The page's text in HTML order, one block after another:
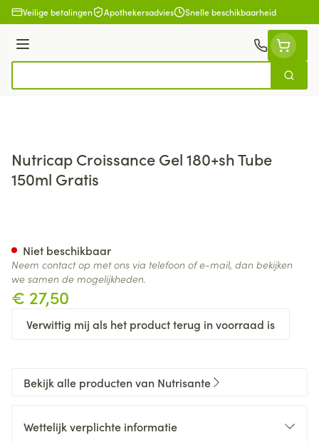
Ga naar de inhoud
Veilige betalingen Apothekersadvies Snelle beschikbaarheid
Menu
Zoek
Nutricap Croissance Gel 180+sh Tube
150ml Gratis
€ 27,50
Verwittig mij als het product terug in voorraad is
Niet beschikbaar
Neem contact op met ons via telefoon of e-mail, dan bekijken
we samen de mogelijkheden.
Bekijk alle producten van Nutrisante
Wettelijk verplichte informatie